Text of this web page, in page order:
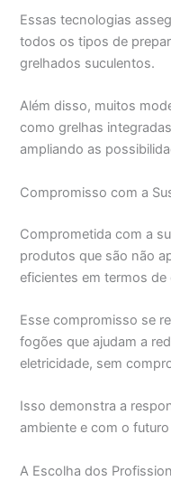
Essas tecnologias
todos os tipos de
grelhados suculentos.
Além disso, muitos
como grelhas
ampliando as
Compromisso com a
Comprometida com a
produtos que são não
eficientes em termos de
Esse compromisso se
fogões que ajudam a
eletricidade, sem
Isso demonstra a
ambiente e com o
A Escolha dos